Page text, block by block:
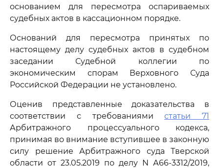
основанием для пересмотра оспариваемых
судебных актов в кассационном порядке.
Оснований для пересмотра принятых по
настоящему делу судебных актов в судебном
заседании Судебной коллегии по
экономическим спорам Верховного Суда
Российской Федерации не установлено.
Оценив представленные доказательства в
соответствии с требованиямистатьи 71
Арбитражного процессуального кодекса,
принимая во внимание вступившее в законную
силу решение Арбитражного суда Тверской
области от 23.05.2019 по делу N А66-3312/2019,